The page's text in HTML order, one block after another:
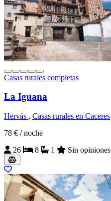
Casas rurales completas
La Iguana
Hervás , Casas rurales en Caceres
78 € / noche
26
8 1 Sin opiniones